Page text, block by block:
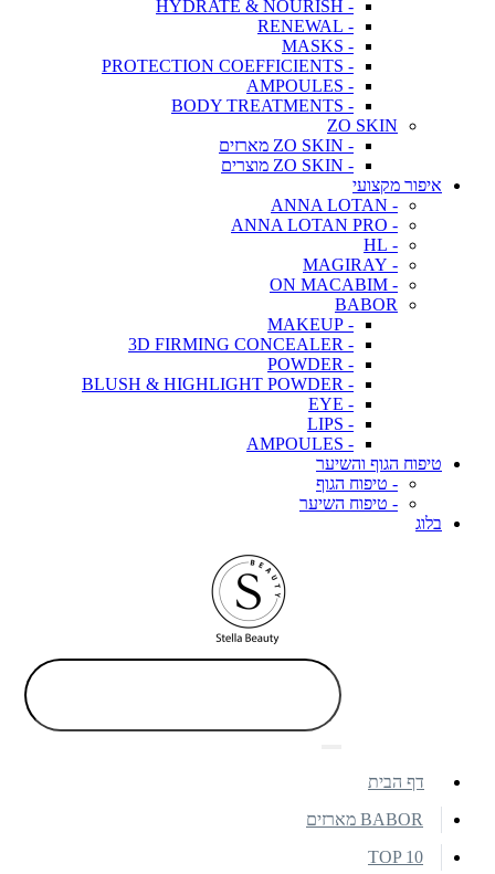
- HYDRATE & NOURISH
- RENEWAL
- MASKS
- PROTECTION COEFFICIENTS
- AMPOULES
- BODY TREATMENTS
ZO SKIN
- ZO SKIN מארזים
- ZO SKIN מוצרים
איפור מקצועי
- ANNA LOTAN
- ANNA LOTAN PRO
- HL
- MAGIRAY
- ON MACABIM
BABOR
- MAKEUP
- 3D FIRMING CONCEALER
- POWDER
- BLUSH & HIGHLIGHT POWDER
- EYE
- LIPS
- AMPOULES
טיפוח הגוף והשיער
- טיפוח הגוף
- טיפוח השיער
בלוג
דף הבית
BABOR מארזים
TOP 10